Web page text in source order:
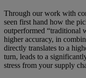
Through our work with
seen first hand how the
outperformed “traditional
higher accuracy, in
directly translates to a
turn, leads to a
stress from your supply